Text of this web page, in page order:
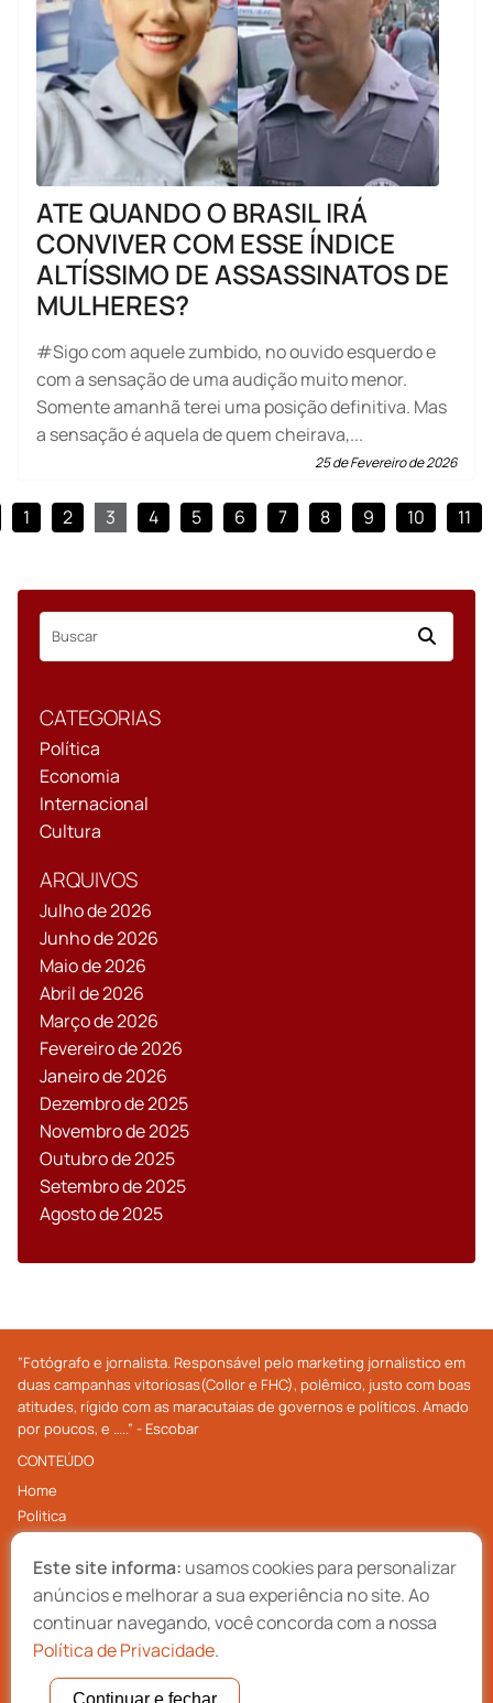
ATE QUANDO O BRASIL IRÁ
CONVIVER COM ESSE ÍNDICE
ALTÍSSIMO DE ASSASSINATOS DE
MULHERES?
#Sigo com aquele zumbido, no ouvido esquerdo e
com a sensação de uma audição muito menor.
Somente amanhã terei uma posição definitiva. Mas
a sensação é aquela de quem cheirava,...
25 de Fevereiro de 2026
1 2 3 4 5 6 7 8 9 10 11
CATEGORIAS
Política
Economia
Internacional
Cultura
ARQUIVOS
Julho de 2026
Junho de 2026
Maio de 2026
Abril de 2026
Março de 2026
Fevereiro de 2026
Janeiro de 2026
Dezembro de 2025
Novembro de 2025
Outubro de 2025
Setembro de 2025
Agosto de 2025
”Fotógrafo e jornalista. Responsável pelo marketing jornalistico em
duas campanhas vitoriosas(Collor e FHC), polêmico, justo com boas
atitudes, rígido com as maracutaias de governos e políticos. Amado
por poucos, e …..” - Escobar
CONTEÚDO
Home
Politica
Economia
Internacional
Cultura
Contato
ACOMPANHE NAS REDES
Este site informa: usamos cookies para personalizar
anúncios e melhorar a sua experiência no site. Ao
continuar navegando, você concorda com a nossa
Política de Privacidade.
Continuar e fechar